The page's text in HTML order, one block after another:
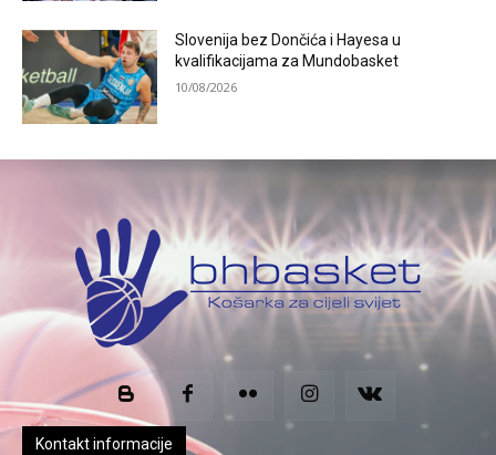
Slovenija bez Dončića i Hayesa u
kvalifikacijama za Mundobasket
10/08/2026
Kontakt informacije